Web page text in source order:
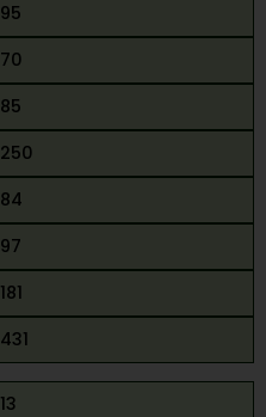
95
70
85
250
84
97
181
431
13